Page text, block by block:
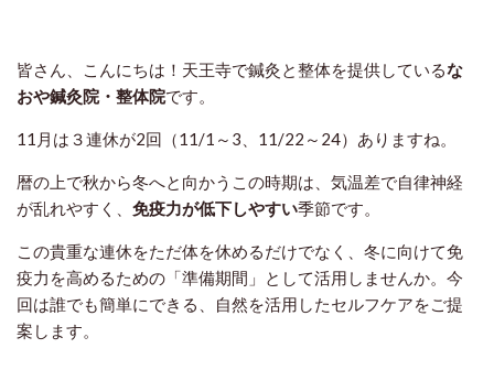
皆さん、こんにちは！天王寺で鍼灸と整体を提供しているな
おや鍼灸院・整体院です。
11月は３連休が2回（11/1～3、11/22～24）ありますね。
暦の上で秋から冬へと向かうこの時期は、気温差で自律神経
が乱れやすく、 免疫力が低下しやすい季節です。
この貴重な連休をただ体を休めるだけでなく、冬に向けて免
疫力を高めるための「準備期間」として活用しませんか。今
回は誰でも簡単にできる、自然を活用したセルフケアをご提
案します。